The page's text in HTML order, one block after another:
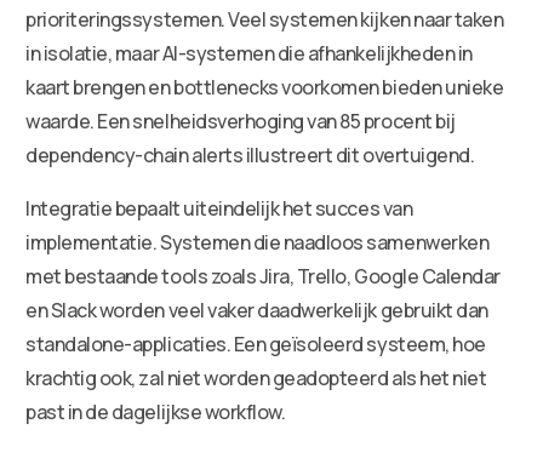
prioriteringssystemen. Veel systemen kijken naar taken
in isolatie, maar AI-systemen die afhankelijkheden in
kaart brengen en bottlenecks voorkomen bieden unieke
waarde. Een snelheidsverhoging van 85 procent bij
dependency-chain alerts illustreert dit overtuigend.
Integratie bepaalt uiteindelijk het succes van
implementatie. Systemen die naadloos samenwerken
met bestaande tools zoals Jira, Trello, Google Calendar
en Slack worden veel vaker daadwerkelijk gebruikt dan
standalone-applicaties. Een geïsoleerd systeem, hoe
krachtig ook, zal niet worden geadopteerd als het niet
past in de dagelijkse workflow.